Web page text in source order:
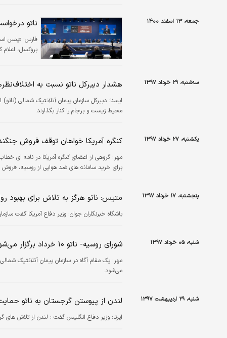
جمعه، ۱۳ اسفند ۱۴۰۰ ناتو
فارس: «ینس
بروکسل، اعلام
سه‌شنبه، ۲۹ خرداد ۱۳۹۷ هشدار دبیرکل ناتو نسبت به
ايسنا: دبیرکل سازمان پیمان آتلانتیک شمالی
محیط‌ زیست و برجام را کنار بگذارند.
یکشنبه، ۲۷ خرداد ۱۳۹۷ کنگره آمریکا خواهان توقف فروش جنگنده «اف- ۳۵» به
مهر:گروهی از اعضای کنگره آمریکا در نامه ای
برای خرید سامانه های ضد هوایی از روسیه، فروش جنگنده های «اِف-۳۵»
پنجشنبه، ۱۷ خرداد ۱۳۹۷ متیس: ناتو هرگز به تلاش برای بهبود
باشگاه خبرنگاران جوان: وزیر دفاع آمریکا گفت
شنبه، ۰۵ خرداد ۱۳۹۷ شورای روسیه- ناتو ۱۰ خرداد برگزار می‌شود
مهر:
می‌شود.
شنبه، ۲۹ اردیبهشت ۱۳۹۷ لندن از پیوستن گرجستان به ناتو
ایرنا: وزیر دفاع انگلیس گفت : لندن از تلاش های